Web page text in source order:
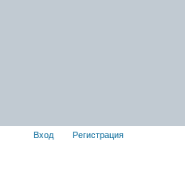
Вход Регистрация